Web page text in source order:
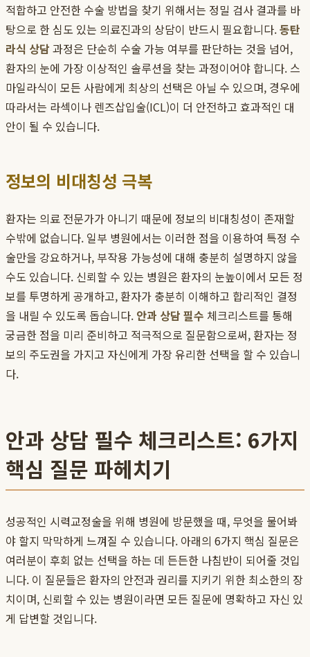
적합하고 안전한 수술 방법을 찾기 위해서는 정밀 검사 결과를 바
탕으로 한 심도 있는 의료진과의 상담이 반드시 필요합니다.동탄
라식 상담 과정은 단순히 수술 가능 여부를 판단하는 것을 넘어,
환자의 눈에 가장 이상적인 솔루션을 찾는 과정이어야 합니다. 스
마일라식이 모든 사람에게 최상의 선택은 아닐 수 있으며, 경우에
따라서는 라섹이나 렌즈삽입술(ICL)이 더 안전하고 효과적인 대
안이 될 수 있습니다.
정보의 비대칭성 극복
환자는 의료 전문가가 아니기 때문에 정보의 비대칭성이 존재할
수밖에 없습니다. 일부 병원에서는 이러한 점을 이용하여 특정 수
술만을 강요하거나, 부작용 가능성에 대해 충분히 설명하지 않을
수도 있습니다. 신뢰할 수 있는 병원은 환자의 눈높이에서 모든 정
보를 투명하게 공개하고, 환자가 충분히 이해하고 합리적인 결정
을 내릴 수 있도록 돕습니다. 안과 상담 필수 체크리스트를 통해
궁금한 점을 미리 준비하고 적극적으로 질문함으로써, 환자는 정
보의 주도권을 가지고 자신에게 가장 유리한 선택을 할 수 있습니
다.
안과 상담 필수 체크리스트: 6가지
핵심 질문 파헤치기
성공적인 시력교정술을 위해 병원에 방문했을 때, 무엇을 물어봐
야 할지 막막하게 느껴질 수 있습니다. 아래의 6가지 핵심 질문은
여러분이 후회 없는 선택을 하는 데 든든한 나침반이 되어줄 것입
니다. 이 질문들은 환자의 안전과 권리를 지키기 위한 최소한의 장
치이며, 신뢰할 수 있는 병원이라면 모든 질문에 명확하고 자신 있
게 답변할 것입니다.